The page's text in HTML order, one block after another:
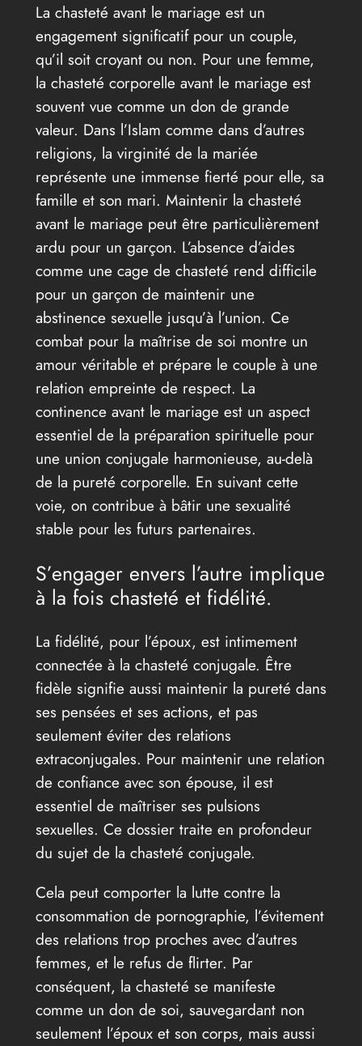
La chasteté avant le mariage est un
engagement significatif pour un couple,
qu’il soit croyant ou non. Pour une femme,
la chasteté corporelle avant le mariage est
souvent vue comme un don de grande
valeur. Dans l’Islam comme dans d’autres
religions, la virginité de la mariée
représente une immense fierté pour elle, sa
famille et son mari. Maintenir la chasteté
avant le mariage peut être particulièrement
ardu pour un garçon. L’absence d’aides
comme une cage de chasteté rend difficile
pour un garçon de maintenir une
abstinence sexuelle jusqu’à l’union. Ce
combat pour la maîtrise de soi montre un
amour véritable et prépare le couple à une
relation empreinte de respect. La
continence avant le mariage est un aspect
essentiel de la préparation spirituelle pour
une union conjugale harmonieuse, au-delà
de la pureté corporelle. En suivant cette
voie, on contribue à bâtir une sexualité
stable pour les futurs partenaires.
S’engager envers l’autre implique
à la fois chasteté et fidélité.
La fidélité, pour l’époux, est intimement
connectée à la chasteté conjugale. Être
fidèle signifie aussi maintenir la pureté dans
ses pensées et ses actions, et pas
seulement éviter des relations
extraconjugales. Pour maintenir une relation
de confiance avec son épouse, il est
essentiel de maîtriser ses pulsions
sexuelles. Ce dossier traite en profondeur
du sujet de la chasteté conjugale.
Cela peut comporter la lutte contre la
consommation de pornographie, l’évitement
des relations trop proches avec d’autres
femmes, et le refus de flirter. Par
conséquent, la chasteté se manifeste
comme un don de soi, sauvegardant non
seulement l’époux et son corps, mais aussi